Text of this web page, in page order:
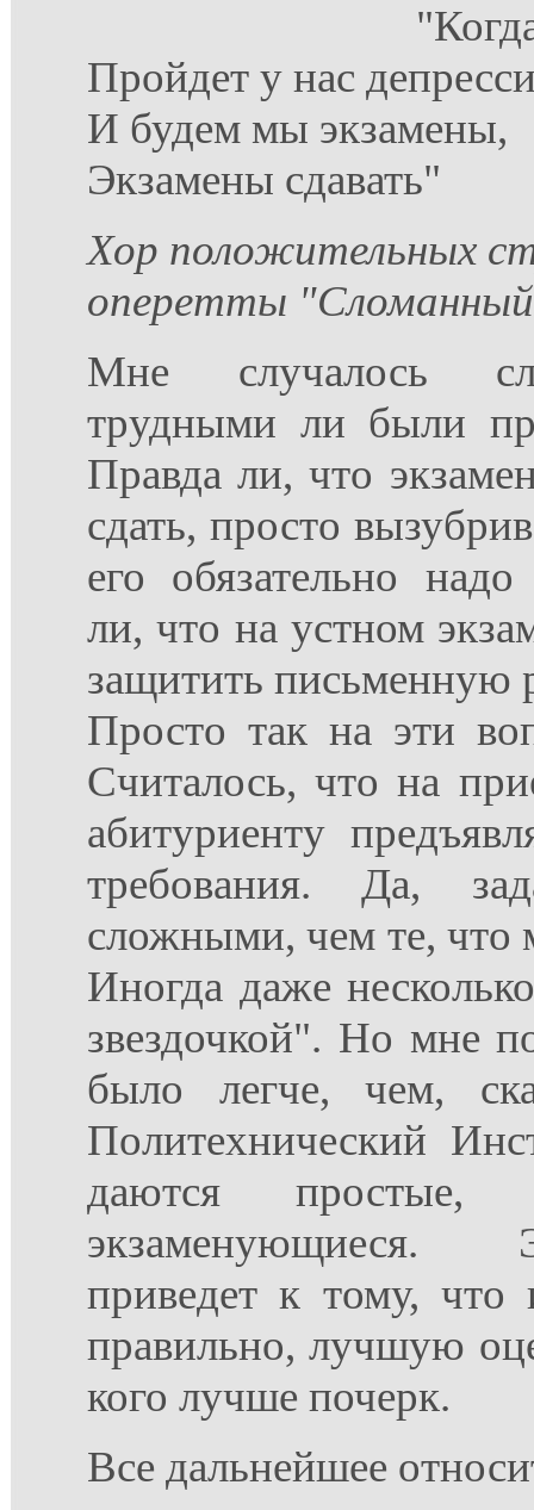
Пройдет у нас
И будем мы экзамены,
Экзамены сдавать"
Хор положительных
оперетты
Мне случалось
трудными ли были
Правда ли, что
сдать, просто
его обязательно
ли, что на устном
защитить письменную
Просто так на эти
Считалось, что на
абитуриенту
требования. Да,
сложными, чем те,
Иногда даже
звездочкой". Но мне
было легче, чем,
Политехнический
даются
экзаменующиеся.
приведет к тому,
правильно, лучшую
кого лучше почерк.
Все дальнейшее